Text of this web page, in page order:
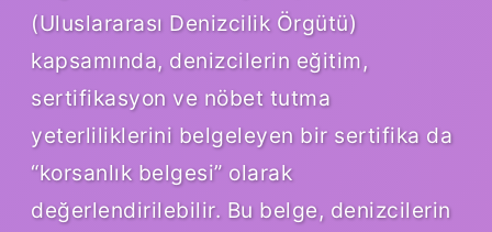
(Uluslararası Denizcilik Örgütü)
kapsamında, denizcilerin eğitim,
sertifikasyon ve nöbet tutma
yeterliliklerini belgeleyen bir sertifika da
“korsanlık belgesi” olarak
değerlendirilebilir. Bu belge, denizcilerin